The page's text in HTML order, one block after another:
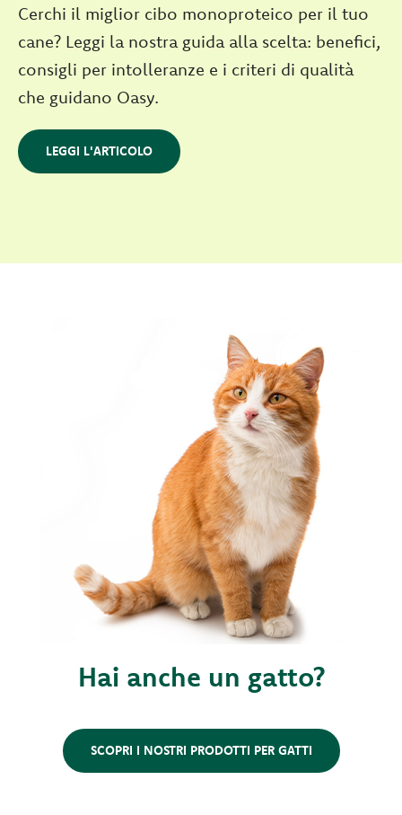
Cerchi il miglior cibo monoproteico per il tuo
cane? Leggi la nostra guida alla scelta: benefici,
consigli per intolleranze e i criteri di qualità
che guidano Oasy.
LEGGI L'ARTICOLO
Hai anche un gatto?
SCOPRI I NOSTRI PRODOTTI PER GATTI